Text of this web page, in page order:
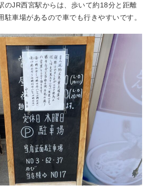
のJR西宮駅からは、歩いて約18分と距離
駐車場があるので車でも行きやすいです。